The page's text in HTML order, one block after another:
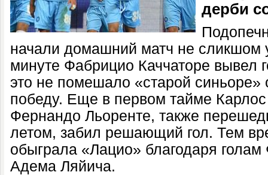
дерби
начали домашний матч не сликшом
минуте Фабрицио Каччаторе вывел
это не помешало «старой синьоре»
победу. Еще в первом тайме Карлос
Фернандо Льоренте, также
летом, забил решающий гол. Тем
обыграла «Лацио» благодаря
Адема Ляйича.